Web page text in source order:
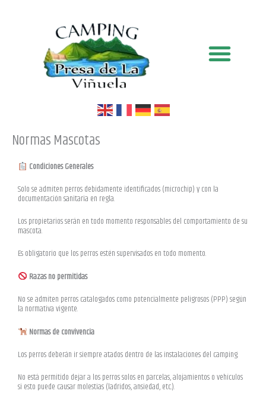
Normas Mascotas
Condiciones Generales
Solo se admiten perros debidamente identificados (microchip) y con la
documentación sanitaria en regla.
Los propietarios serán en todo momento responsables del comportamiento de su
mascota.
Es obligatorio que los perros estén supervisados en todo momento.
Razas no permitidas
No se admiten perros catalogados como potencialmente peligrosos (PPP) según
la normativa vigente.
Normas de convivencia
Los perros deberán ir siempre atados dentro de las instalaciones del camping.
No está permitido dejar a los perros solos en parcelas, alojamientos o vehículos
si esto puede causar molestias (ladridos, ansiedad, etc.).